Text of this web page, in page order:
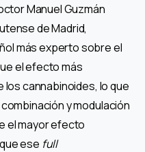
Manuel Guzmán
de Madrid,
más experto sobre el
el efecto más
cannabinoides, lo que
combinación y modulación
el mayor efecto
ese full